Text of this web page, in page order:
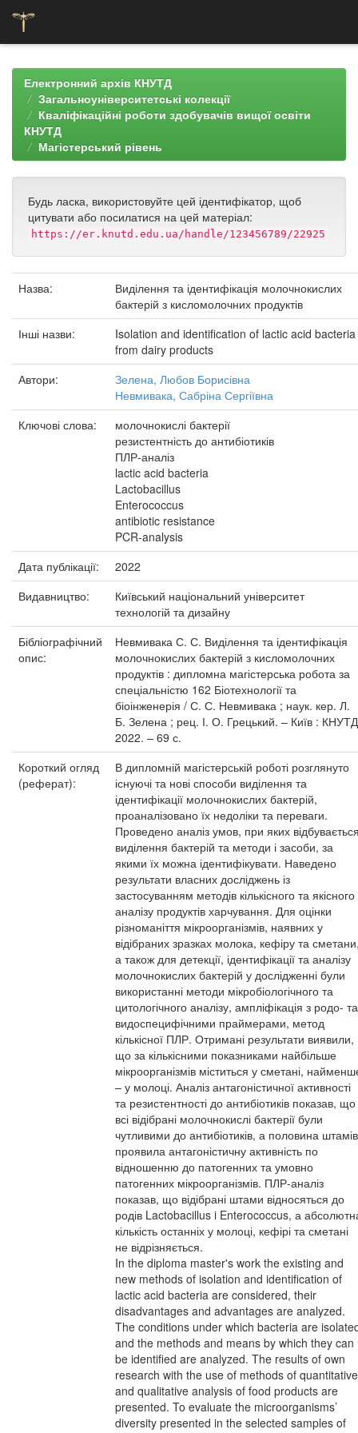
navigationЕлектронний архів КНУТД
Загальноуніверситетські колекції
Кваліфікаційні роботи здобувачів вищої освіти
КНУТД
Магістерський рівень
Будь ласка, використовуйте цей ідентифікатор, щоб
цитувати або посилатися на цей матеріал:
https://er.knutd.edu.ua/handle/123456789/22925
Назва:
Виділення та ідентифікація молочнокислих
бактерій з кисломолочних продуктів
Інші назви:
Isolation and identification of lactic acid bacteria
from dairy products
Автори:
Зелена, Любов Борисівна
Невмивака, Сабріна Сергіївна
Ключові слова:
молочнокислі бактерії
резистентність до антибіотиків
ПЛР-аналіз
lactic acid bacteria
Lactobacillus
Enterococcus
antibiotic resistance
PCR-analysis
Дата публікації:
2022
Видавництво:
Київський національний університет
технологій та дизайну
Бібліографічний
опис:
Невмивака С. С. Виділення та ідентифікація
молочнокислих бактерій з кисломолочних
продуктів : дипломна магістерська робота за
спеціальністю 162 Біотехнології та
біоінженерія / С. С. Невмивака ; наук. кер. Л.
Б. Зелена ; рец. І. О. Грецький. – Київ :
2022. – 69 с.
Короткий огляд
(реферат):
В дипломній магістерській роботі розглянуто
існуючі та нові способи виділення та
ідентифікації молочнокислих бактерій,
проаналізовано їх недоліки та переваги.
Проведено аналіз умов, при яких
виділення бактерій та методи і засоби, за
якими їх можна ідентифікувати. Наведено
результати власних досліджень із
застосуванням методів кількісного та якісного
аналізу продуктів харчування. Для оцінки
різноманіття мікроорганізмів, наявних у
відібраних зразках молока, кефіру та
а також для детекції, ідентифікації та аналізу
молочнокислих бактерій у дослідженні були
використанні методи мікробіологічного та
цитологічного аналізу, ампліфікація з родо- та
видоспецифічними праймерами, метод
кількісної ПЛР. Отримані результати виявили,
що за кількісними показниками найбільше
мікроорганізмів міститься у сметані,
– у молоці. Аналіз антагоністичної активності
та резистентності до антибіотиків показав, що
всі відібрані молочнокислі бактерії були
чутливими до антибіотиків, а половина штамів
проявила антагоністичну активність по
відношенню до патогенних та умовно
патогенних мікроорганізмів. ПЛР-аналіз
показав, що відібрані штами відносяться до
родів Lactobacillus i Enterococcus, а
кількість останніх у молоці, кефірі та сметані
не відрізняється.
In the diploma master's work the existing and
new methods of isolation and identification of
lactic acid bacteria are considered, their
disadvantages and advantages are analyzed.
The conditions under which bacteria are
and the methods and means by which they can
be identified are analyzed. The results of own
research with the use of methods of quantitative
and qualitative analysis of food products are
presented. To evaluate the microorganisms’
diversity presented in the selected samples of